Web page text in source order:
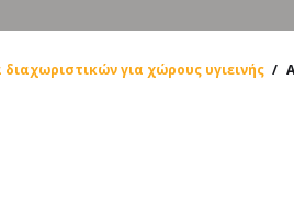
για χώρους υγιεινής /